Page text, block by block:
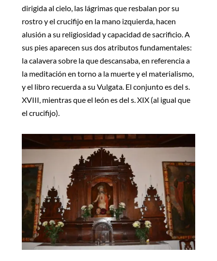
dirigida al cielo, las lágrimas que resbalan por su
rostro y el crucifijo en la mano izquierda, hacen
alusión a su religiosidad y capacidad de sacrificio. A
sus pies aparecen sus dos atributos fundamentales:
la calavera sobre la que descansaba, en referencia a
la meditación en torno a la muerte y el materialismo,
y el libro recuerda a su Vulgata. El conjunto es del s.
XVIII, mientras que el león es del s. XIX (al igual que
el crucifijo).